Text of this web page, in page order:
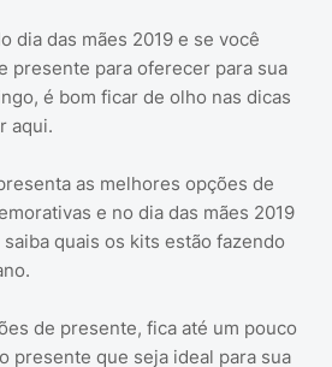
dia das mães 2019 e se você
presente para oferecer para sua
é bom ficar de olho nas dicas
aqui.
as melhores opções de
e no dia das mães 2019
quais os kits estão fazendo
de presente, fica até um pouco
presente que seja ideal para sua